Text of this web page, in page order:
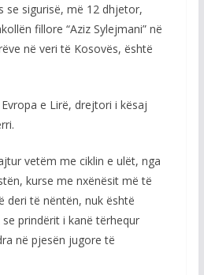
se sigurisë, më 12 dhjetor,
fillore “Aziz Sylejmani” në
në veri të Kosovës, është
e Lirë, drejtori i kësaj
vetëm me ciklin e ulët, nga
kurse me nxënësit më të
deri të nëntën, nuk është
prindërit i kanë tërhequr
në pjesën jugore të